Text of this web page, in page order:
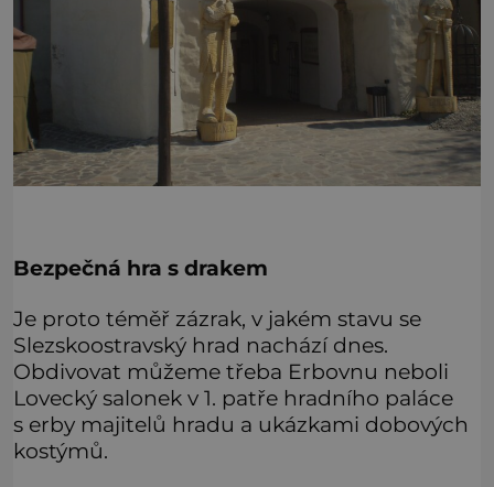
Bezpečná hra s drakem
Je proto téměř zázrak, v jakém stavu se
Slezskoostravský hrad nachází dnes.
Obdivovat můžeme třeba Erbovnu neboli
Lovecký salonek v 1. patře hradního paláce
s erby majitelů hradu a ukázkami dobových
kostýmů.